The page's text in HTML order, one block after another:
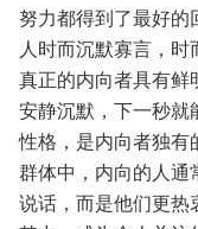
努力都得到了最好的
人时而沉默寡言，时
真正的内向者具有鲜
安静沉默，下一秒就
性格，是内向者独有
群体中，内向的人通
说话，而是他们更热